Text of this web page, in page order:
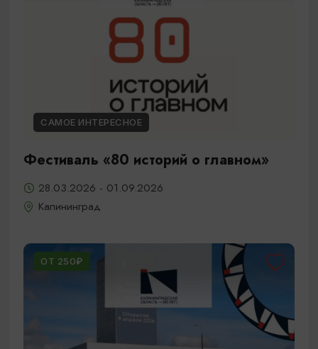
САМОЕ ИНТЕРЕСНОЕ
Фестиваль «80 историй о главном»
28.03.2026 - 01.09.2026
Калининград
ОТ 250₽